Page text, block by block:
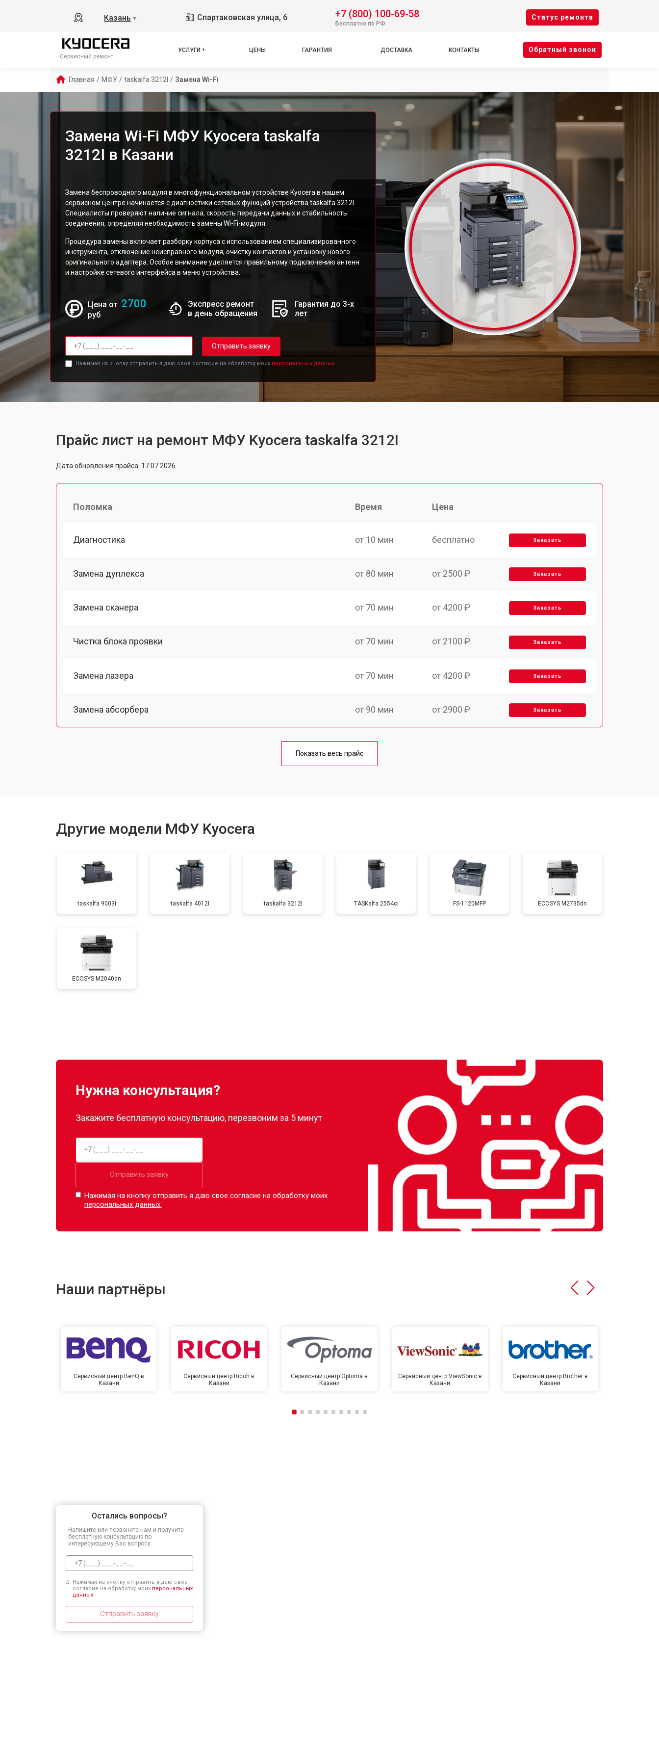
Казань ▼ Спартаковская улица, 6 +7 (800) 100-69-58
Бесплатно по РФ
Cтатус ремонта
Сервисный ремонт
УСЛУГИ ЦЕНЫ ГАРАНТИЯ ДОСТАВКА КОНТАКТЫ Oбратный звонок
Главная / МФУ / taskalfa 3212I / Замена Wi-Fi
Замена Wi-Fi МФУ Kyocera taskalfa
3212I в Казани
Замена беспроводного модуля в многофункциональном устройстве Kyocera в нашем
сервисном центре начинается с диагностики сетевых функций устройства taskalfa 3212I.
Специалисты проверяют наличие сигнала, скорость передачи данных и стабильность
соединения, определяя необходимость замены Wi-Fi-модуля.
Процедура замены включает разборку корпуса с использованием специализированного
инструмента, отключение неисправного модуля, очистку контактов и установку нового
оригинального адаптера. Особое внимание уделяется правильному подключению антенн
и настройке сетевого интерфейса в меню устройства.
Цена от 2700
руб
Экспресс ремонт
в день обращения
Гарантия до 3-х
лет
Отправить заявку
Нажимая на кнопку отправить я даю свое согласие на обработку моих персональных данных.
Прайс лист на ремонт МФУ Kyocera taskalfa 3212I
Дата обновления прайса: 17.07.2026
Поломка Время Цена
Диагностика от 10 мин бесплатно Заказать
Замена дуплекса от 80 мин от 2500 ₽ Заказать
Замена сканера от 70 мин от 4200 ₽ Заказать
Чистка блока проявки от 70 мин от 2100 ₽ Заказать
Замена лазера от 70 мин от 4200 ₽ Заказать
Замена абсорбера от 90 мин от 2900 ₽ Заказать
от 60 мин
Замена печатной головки от 70 мин от 3500 ₽ Заказать
Замена каретки от 90 мин от 2800 ₽ Заказать
Замена блока питания
Замена вала
Показать весь прайс
Другие модели МФУ Kyocera
taskalfa 9003i taskalfa 4012I taskalfa 3212I TASKalfa 2554ci FS-1120MFP ECOSYS M2735dn
ECOSYS M2040dn
Нужна консультация?
Закажите бесплатную консультацию, перезвоним за 5 минут
Отправить заявку
Нажимая на кнопку отправить я даю свое согласие на обработку моих
персональных данных.
Наши партнёры
Сервисный центр BenQ в
Казани
Сервисный центр Ricoh в
Казани
Сервисный центр Optoma в
Казани
Сервисный центр ViewSonic в
Казани
Сервисный центр Brother в
Казани
Остались вопросы?
Напишите или позвоните нам и получите
бесплатную консультацию по
интересующему Вас вопросу.
Нажимая на кнопку отправить я даю свое
согласие на обработку моих персональных
данных.
Отправить заявку